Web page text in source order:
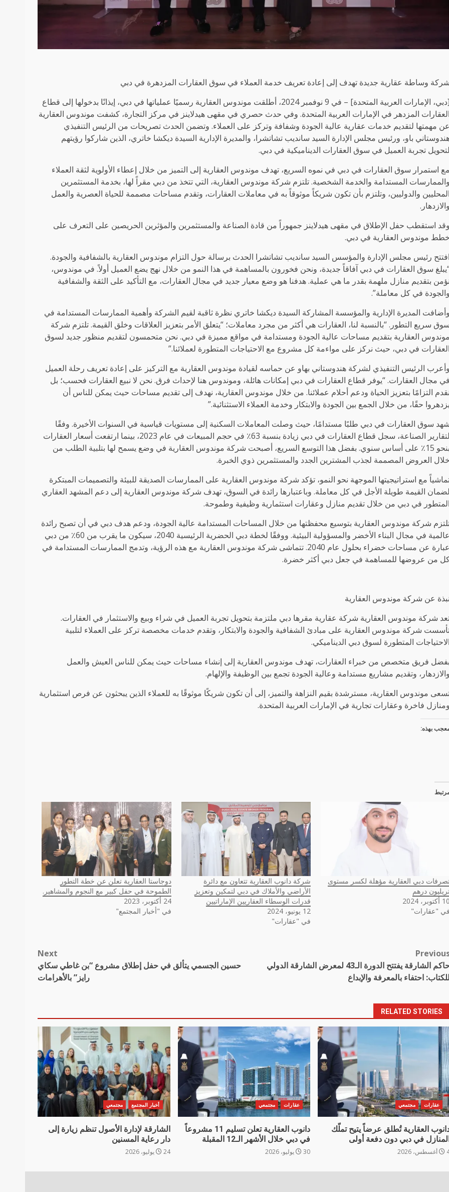
شركة وساطة عقارية جديدة تهدف إلى إعادة تعريف خدمة العملاء في سوق العقارات المزدهرة في دبي
[دبي، الإمارات العربية المتحدة] – في 9 نوفمبر 2024، أطلقت موندوس العقارية رسميًا عملياتها في دبي، إيذانًا بدخولها إلى قطاع
العقارات المزدهر في الإمارات العربية المتحدة. وفي حدث حصري في مقهى هيدلاينز في مركز التجارة، كشفت موندوس العقارية
عن مهمتها لتقديم خدمات عقارية عالية الجودة وشفافة وتركز على العملاء. وتضمن الحدث تصريحات من الرئيس التنفيذي
باو، ورئيس مجلس الإدارة السيد سانديب تشاتشرا، والمديرة الإدارية السيدة ديكشا خاتري، الذين شاركوا رؤيتهم
لتحويل تجربة العميل في سوق العقارات الديناميكية في دبي.
مع استمرار سوق العقارات في دبي في نموه السريع، تهدف موندوس العقارية إلى التميز من خلال إعطاء الأولوية لثقة العملاء
والممارسات المستدامة والخدمة الشخصية. تلتزم شركة موندوس العقارية، التي تتخذ من دبي مقراً لها، بخدمة المستثمرين
المحليين والدوليين، وتلتزم بأن تكون شريكاً موثوقاً به في معاملات العقارات، وتقدم مساحات مصممة للحياة العصرية والعمل
والازدهار.
وقد استقطب حفل الإطلاق في مقهى هيدلاينز جمهوراً من قادة الصناعة والمستثمرين والمؤثرين الحريصين على التعرف على
خطط موندوس العقارية في دبي.
افتتح رئيس مجلس الإدارة والمؤسس السيد سانديب تشاتشرا الحدث برسالة حول التزام موندوس العقارية بالشفافية والجودة.
سوق العقارات في دبي آفاقاً جديدة، ونحن فخورون بالمساهمة في هذا النمو من خلال نهج يضع العميل أولاً. في موندوس،
نؤمن بتقديم منازل ملهمة بقدر ما هي عملية. هدفنا هو وضع معيار جديد في مجال العقارات، مع التأكيد على الثقة والشفافية
والجودة في كل معاملة”.
وأضافت المديرة الإدارية والمؤسسة المشاركة السيدة ديكشا خاتري نظرة ثاقبة لقيم الشركة وأهمية الممارسات المستدامة في
سوق سريع التطور. “بالنسبة لنا، العقارات هي أكثر من مجرد معاملات؛ “يتعلق الأمر بتعزيز العلاقات وخلق القيمة. تلتزم شركة
موندوس العقارية بتقديم مساحات عالية الجودة ومستدامة في مواقع مميزة في دبي. نحن متحمسون لتقديم منظور جديد لسوق
العقارات في دبي، حيث نركز على مواءمة كل مشروع مع الاحتياجات المتطورة لعملائنا.”
وأعرب الرئيس التنفيذي لشركة هندوستاني بهاو عن حماسه لقيادة موندوس العقارية مع التركيز على إعادة تعريف رحلة العميل
في مجال العقارات. “يوفر قطاع العقارات في دبي إمكانات هائلة، وموندوس هنا لإحداث فرق. نحن لا نبيع العقارات فحسب؛ بل
نقدم التزامًا بتعزيز الحياة ودعم أحلام عملائنا. من خلال موندوس العقارية، نهدف إلى تقديم مساحات حيث يمكن للناس أن
يزدهروا حقًا، من خلال الجمع بين الجودة والابتكار وخدمة العملاء الاستثنائية.”
شهد سوق العقارات في دبي طلبًا مستدامًا، حيث وصلت المعاملات السكنية إلى مستويات قياسية في السنوات الأخيرة. وفقًا
لتقارير الصناعة، سجل قطاع العقارات في دبي زيادة بنسبة 63٪ في حجم المبيعات في عام 2023، بينما ارتفعت أسعار العقارات
بنحو 15٪ على أساس سنوي. بفضل هذا التوسع السريع، أصبحت شركة موندوس العقارية في وضع يسمح لها بتلبية الطلب من
خلال العروض المصممة لجذب المشترين الجدد والمستثمرين ذوي الخبرة.
مع استراتيجيتها الموجهة نحو النمو، تؤكد شركة موندوس العقارية على الممارسات الصديقة للبيئة والتصميمات المبتكرة
لضمان القيمة طويلة الأجل في كل معاملة. وباعتبارها رائدة في السوق، تهدف شركة موندوس العقارية إلى دعم المشهد العقاري
المتطور في دبي من خلال تقديم منازل وعقارات استثمارية وظيفية وطموحة.
شركة موندوس العقارية بتوسيع محفظتها من خلال المساحات المستدامة عالية الجودة، ودعم هدف دبي في أن تصبح رائدة
عالمية في مجال البناء الأخضر والمسؤولية البيئية. ووفقًا لخطة دبي الحضرية الرئيسية 2040، سيكون ما يقرب من 60٪ من دبي
عبارة عن مساحات خضراء بحلول عام 2040. تتماشى شركة موندوس العقارية مع هذه الرؤية، وتدمج الممارسات المستدامة في
من عروضها للمساهمة في جعل دبي أكثر خضرة.
نبذة عن شركة موندوس العقارية
شركة موندوس العقارية شركة عقارية مقرها دبي ملتزمة بتحويل تجربة العميل في شراء وبيع والاستثمار في العقارات.
شركة موندوس العقارية على مبادئ الشفافية والجودة والابتكار، وتقدم خدمات مخصصة تركز على العملاء لتلبية
الاحتياجات المتطورة لسوق دبي الديناميكي.
بفضل فريق متخصص من خبراء العقارات، تهدف موندوس العقارية إلى إنشاء مساحات حيث يمكن للناس العيش والعمل
والازدهار، وتقديم مشاريع مستدامة وعالية الجودة تجمع بين الوظيفة والإلهام.
موندوس العقارية، مسترشدة بقيم النزاهة والتميز، إلى أن تكون شريكًا موثوقًا به للعملاء الذين يبحثون عن فرص استثمارية
ومنازل فاخرة وعقارات تجارية في الإمارات العربية المتحدة.
بهذه:
دبي العقارية مؤهلة لكسر مستوى
درهم
10 أكتوبر، 2024
في "عقارات"
شركة دانوب العقارية تتعاون مع دائرة
الأراضي والأملاك في دبي لتمكين وتعزيز
قدرات الوسطاء العقاريين الإماراتيين
12 يونيو، 2024
في "عقارات"
دوجاستا العقارية تعلن عن خطة التطور
الطموحة في حفل كبير مع النجوم والمشاهير.
24 أكتوبر، 2023
في "أخبار المجتمع"
navigation
حاكم الشارقة يفتتح الدورة الـ43 لمعرض الشارقة الدولي
للكتاب: احتفاء بالمعرفة والإبداع
Next
حسين الجسمي يتألق في حفل إطلاق مشروع “بن غاطي سكاي
رايز” بالأهرامات
RELATED STORIES
عقارات مجتمعي
العقارية تُطلق عرضاً يتيح تملّك
المنازل في دبي دون دفعة أولى
2026
عقارات مجتمعي
دانوب العقارية تعلن تسليم 11 مشروعاً
في دبي خلال الأشهر الـ12 المقبلة
30 يوليو، 2026
أخبار المجتمع مجتمعي
الشارقة لإدارة الأصول تنظم زيارة إلى
دار رعاية المسنين
24 يوليو، 2026